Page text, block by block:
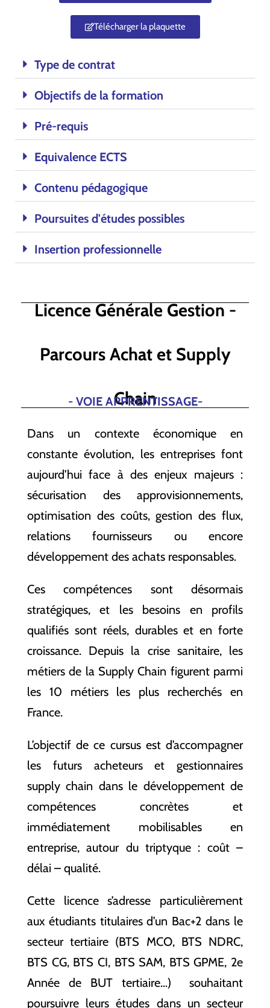
Télécharger la plaquette
Type de contrat
Objectifs de la formation
Pré-requis
Equivalence ECTS
Contenu pédagogique
Poursuites d'études possibles
Insertion professionnelle
Licence Générale Gestion -
Parcours Achat et Supply
Chain
- VOIE APPRENTISSAGE-
Dans un contexte économique en
constante évolution, les entreprises font
aujourd’hui face à des enjeux majeurs :
sécurisation des approvisionnements,
optimisation des coûts, gestion des flux,
relations fournisseurs ou encore
développement des achats responsables.
Ces compétences sont désormais
stratégiques, et les besoins en profils
qualifiés sont réels, durables et en forte
croissance. Depuis la crise sanitaire, les
métiers de la Supply Chain figurent parmi
les 10 métiers les plus recherchés en
France.
L’objectif de ce cursus est d’accompagner
les futurs acheteurs et gestionnaires
supply chain dans le développement de
compétences concrètes et
immédiatement mobilisables en
entreprise, autour du triptyque : coût –
délai – qualité.
Cette licence s’adresse particulièrement
aux étudiants titulaires d’un Bac+2 dans le
secteur tertiaire (BTS MCO, BTS NDRC,
BTS CG, BTS CI, BTS SAM, BTS GPME, 2e
Année de BUT tertiaire…) souhaitant
poursuivre leurs études dans un secteur